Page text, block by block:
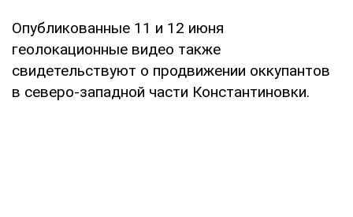
Опубликованные 11 и 12 июня
геолокационные видео также
свидетельствуют о продвижении оккупантов
в северо-западной части Константиновки.